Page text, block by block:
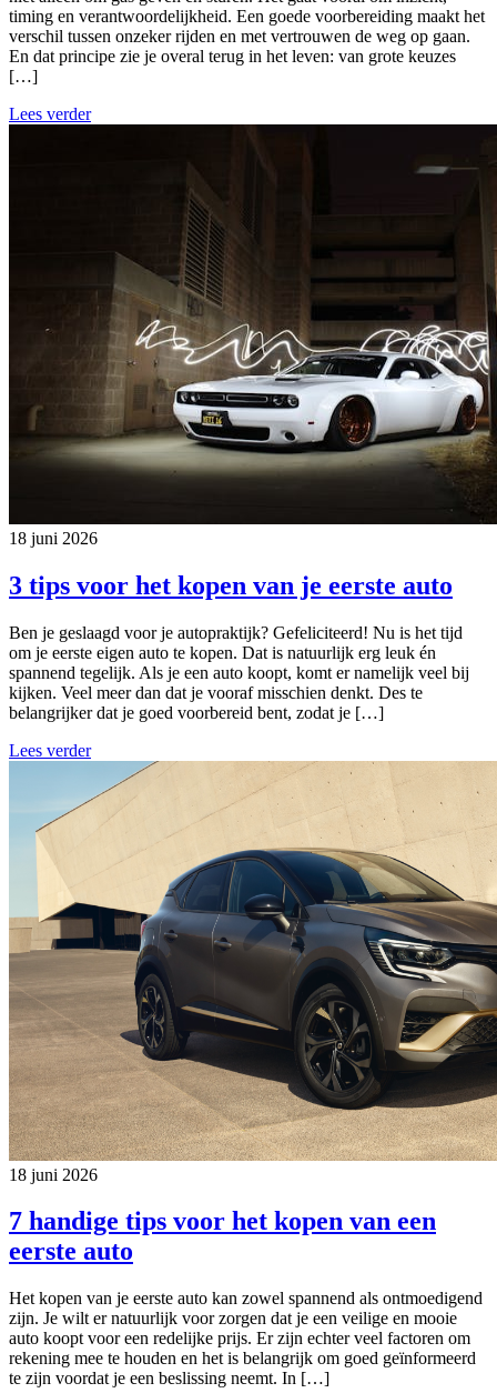
timing en verantwoordelijkheid. Een goede voorbereiding maakt het
verschil tussen onzeker rijden en met vertrouwen de weg op gaan.
En dat principe zie je overal terug in het leven: van grote keuzes
[…]
Lees verder
18 juni 2026
3 tips voor het kopen van je eerste auto
Ben je geslaagd voor je autopraktijk? Gefeliciteerd! Nu is het tijd
om je eerste eigen auto te kopen. Dat is natuurlijk erg leuk én
spannend tegelijk. Als je een auto koopt, komt er namelijk veel bij
kijken. Veel meer dan dat je vooraf misschien denkt. Des te
belangrijker dat je goed voorbereid bent, zodat je […]
Lees verder
18 juni 2026
7 handige tips voor het kopen van een
eerste auto
Het kopen van je eerste auto kan zowel spannend als ontmoedigend
zijn. Je wilt er natuurlijk voor zorgen dat je een veilige en mooie
auto koopt voor een redelijke prijs. Er zijn echter veel factoren om
rekening mee te houden en het is belangrijk om goed geïnformeerd
te zijn voordat je een beslissing neemt. In […]